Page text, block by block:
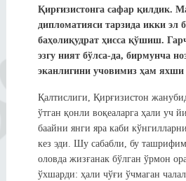
Қирғизистонга сафар қилдик.
дипломатияси тарзида икки эл
баҳолиқудрат ҳисса қўшиш.
эзгу ният бўлса-да, бирмунча
эканлигини учовимиз ҳам яхши
Қалтислиги, Қирғизистон
ўтган қонли воқеаларга ҳали уч
баайни янги яра каби
кез эди. Шу сабабли, бу
оловда жизғанак бўлган ўрмон
ўхшарди: ҳали чўғи ўчмаган